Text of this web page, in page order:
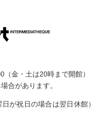
金・土は20時まで開館）
合があります。
が祝日の場合は翌日休館